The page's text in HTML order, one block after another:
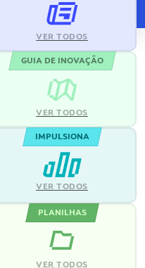
VER TODOS
GUIA DE INOVAÇÃO
VER TODOS
IMPULSIONA
VER TODOS
PLANILHAS
VER TODOS